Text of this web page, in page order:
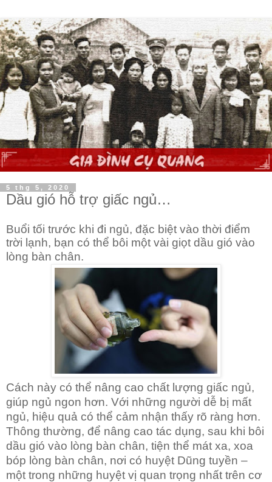
5 thg 5, 2020
Dầu gió hỗ trợ giấc ngủ…
Buổi tối trước khi đi ngủ, đặc biệt vào thời điểm
trời lạnh, bạn có thể bôi một vài giọt dầu gió vào
lòng bàn chân.
Cách này có thể nâng cao chất lượng giấc ngủ,
giúp ngủ ngon hơn. Với những người dễ bị mất
ngủ, hiệu quả có thể cảm nhận thấy rõ ràng hơn.
Thông thường, để nâng cao tác dụng, sau khi bôi
dầu gió vào lòng bàn chân, tiện thể mát xa, xoa
bóp lòng bàn chân, nơi có huyệt Dũng tuyền –
một trong những huyệt vị quan trọng nhất trên cơ